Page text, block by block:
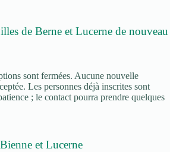
de Berne et Lucerne de nouveau
sont fermées. Aucune nouvelle
Les personnes déjà inscrites sont
; le contact pourra prendre quelques
et Lucerne